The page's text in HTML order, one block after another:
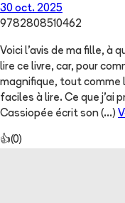
30 oct. 2025
9782808510462
Voici l’avis de ma fille, à
lire ce livre, car, pour
magnifique, tout
faciles à lire. Ce que j’ai
Cassiopée écrit son (...)
👍(0)